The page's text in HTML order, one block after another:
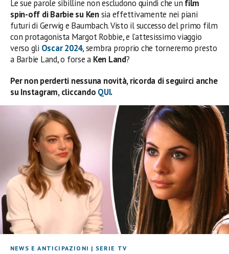
Le sue parole sibilline non escludono quindi che un film
spin-off di Barbie su Kensia effettivamente nei piani
futuri di Gerwig e Baumbach. Visto il successo del primo film
con protagonista Margot Robbie, e l’attesissimo viaggio
verso gli Oscar 2024, sembra proprio che torneremo presto
a Barbie Land, o forse a Ken Land?
Per non perderti nessuna novità, ricorda di seguirci anche
su Instagram, cliccando QUI.
NEWS E ANTICIPAZIONI | SERIE TV